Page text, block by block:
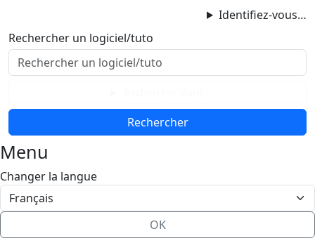
Identifiez-vous…
Contenu principal
Menu
Bas de page
Rechercher un logiciel/tuto
Menu
Changer la langue
OK